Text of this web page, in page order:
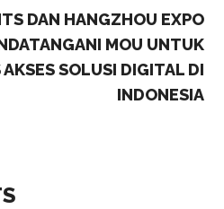
DAN HANGZHOU EXPO
MOU UNTUK
AKSES SOLUSI DIGITAL DI
INDONESIA